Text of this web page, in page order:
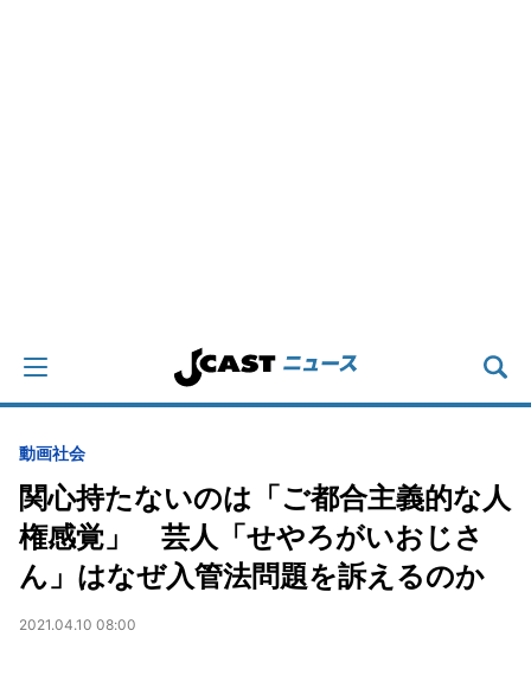
動画社会
関心持たないのは「ご都合主義的な人
権感覚」 芸人「せやろがいおじさ
ん」はなぜ入管法問題を訴えるのか
2021.04.10 08:00